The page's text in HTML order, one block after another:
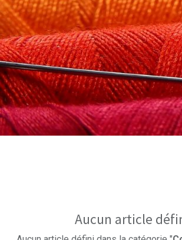
Aucun article